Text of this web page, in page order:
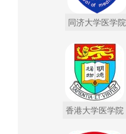
同济大学医学院
香港大学医学院